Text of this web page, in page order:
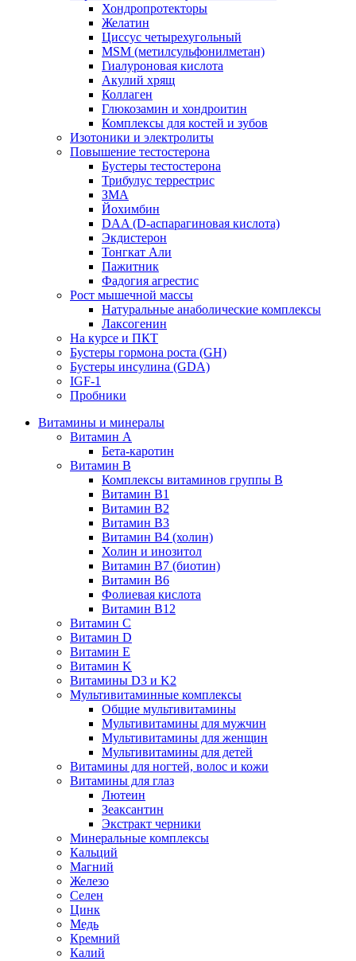
Хондропротекторы
Желатин
Циссус четырехугольный
MSM (метилсульфонилметан)
Гиалуроновая кислота
Акулий хрящ
Коллаген
Глюкозамин и хондроитин
Комплексы для костей и зубов
Изотоники и электролиты
Повышение тестостерона
Бустеры тестостерона
Трибулус террестрис
ЗМА
Йохимбин
DAA (D-аспарагиновая кислота)
Экдистерон
Тонгкат Али
Пажитник
Фадогия агрестис
Рост мышечной массы
Натуральные анаболические комплексы
Лаксогенин
На курсе и ПКТ
Бустеры гормона роста (GH)
Бустеры инсулина (GDA)
IGF-1
Пробники
Витамины и минералы
Витамин A
Бета-каротин
Витамин B
Комплексы витаминов группы B
Витамин B1
Витамин B2
Витамин B3
Витамин B4 (холин)
Холин и инозитол
Витамин B7 (биотин)
Витамин B6
Фолиевая кислота
Витамин B12
Витамин C
Витамин D
Витамин E
Витамин K
Витамины D3 и K2
Мультивитаминные комплексы
Общие мультивитамины
Мультивитамины для мужчин
Мультивитамины для женщин
Мультивитамины для детей
Витамины для ногтей, волос и кожи
Витамины для глаз
Лютеин
Зеаксантин
Экстракт черники
Минеральные комплексы
Кальций
Магний
Железо
Селен
Цинк
Медь
Кремний
Калий